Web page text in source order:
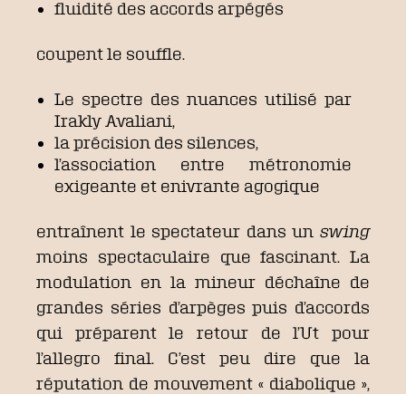
fluidité des accords arpégés
coupent le souffle.
Le spectre des nuances utilisé par
Irakly Avaliani,
la précision des silences,
l’association entre métronomie
exigeante et enivrante agogique
entraînent le spectateur dans un swing
moins spectaculaire que fascinant. La
modulation en la mineur déchaîne de
grandes séries d’arpèges puis d’accords
qui préparent le retour de l’Ut pour
l’allegro final. C’est peu dire que la
réputation de mouvement « diabolique »,